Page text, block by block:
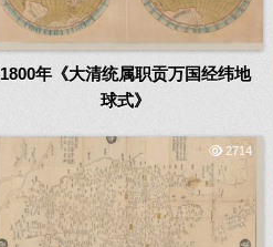
1800年《大清统属职贡万国经纬地
球式》
2714